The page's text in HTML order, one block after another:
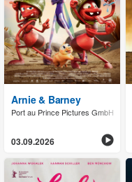
Arnie & Barney
Port au Prince Pictures GmbH
03.09.2026